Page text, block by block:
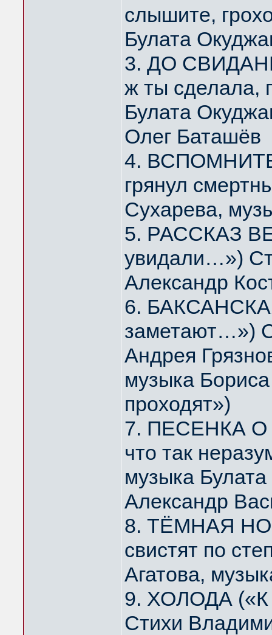
слышите,
Булата
3. ДО
ж ты сделала,
Булата
Олег Баташёв
4.
грянул
Сухарева,
5. РАССКАЗ
увидали…»)
Александр
6.
заметают…»)
Андрея
музыка
проходят»)
7. ПЕСЕНКА О
что так
музыка
Александр
8. ТЁМНАЯ
свистят по
Агатова,
9. ХОЛОДА («К
Стихи